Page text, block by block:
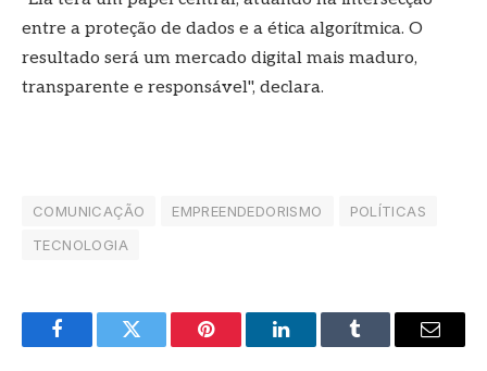
entre a proteção de dados e a ética algorítmica. O
resultado será um mercado digital mais maduro,
transparente e responsável", declara.
COMUNICAÇÃO EMPREENDEDORISMO
POLÍTICAS
TECNOLOGIA
FacebookTwitter Pinterest LinkedInTumblr
E-